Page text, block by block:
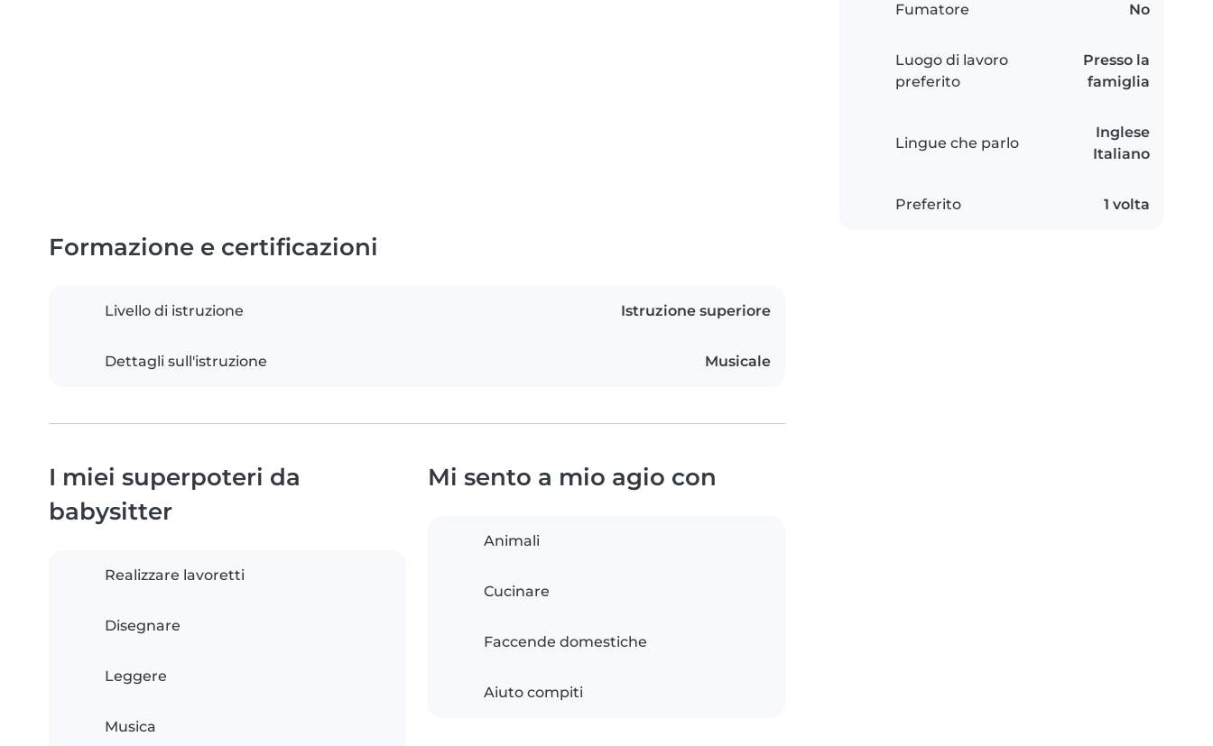
Fumatore No
Luogo di lavoro
preferito
Presso la
famiglia
Lingue che parlo
Inglese
Italiano
Preferito 1 volta
Formazione e certificazioni
Livello di istruzione Istruzione superiore
Dettagli sull'istruzione Musicale
I miei superpoteri da
babysitter
Realizzare lavoretti
Disegnare
Leggere
Musica
Mi sento a mio agio con
Animali
Cucinare
Faccende domestiche
Aiuto compiti